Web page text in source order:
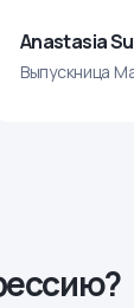
Anastasia
Выпускница